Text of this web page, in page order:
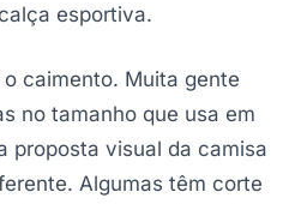
esportiva.
caimento. Muita gente
no tamanho que usa em
proposta visual da camisa
Algumas têm corte